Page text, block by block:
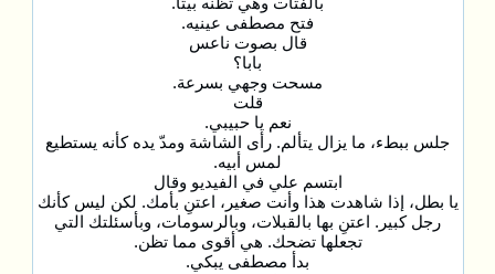
فتح مصطفى عينيه.
قال بصوت ناعس
بابا؟
مسحت وجهي بسرعة.
قلت
نعم يا حبيبي.
جلس ببطء، ما يزال يتألم. رأى الشاشة ومدّ يده كأنه يستطيع
لمس أبيه.
ابتسم علي في الفيديو وقال
يا بطل، إذا شاهدت هذا وأنت صغير، اعتنِ بأمك. لكن ليس كأنك
رجل كبير. اعتنِ بها بالقبلات، وبالرسومات، وبأسئلتك التي
تجعلها تضحك. هي أقوى مما تظن.
بدأ مصطفى يبكي.